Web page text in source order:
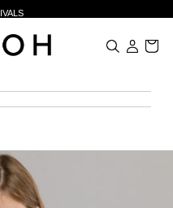
トプレゼント
休業のお知らせ
クーポン進呈